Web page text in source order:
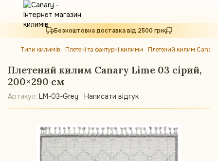
Безкоштовна доставка від 2500 грн
Типи килимів Плетені та фактурні килими Плетений килим
Плетений килим Canary Lime 03 сірий,
200×290 см
Артикул: LM-03-Grey Написати відгук